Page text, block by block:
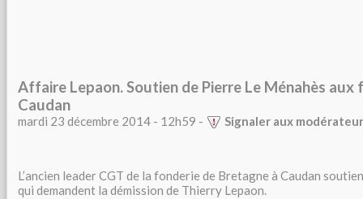
Affaire Lepaon. Soutien de Pierre Le Ménahès aux
Caudan
mardi 23 décembre 2014 - 12h59 - Signaler aux
L’ancien leader CGT de la fonderie de Bretagne à Caudan
qui demandent la démission de Thierry Lepaon.